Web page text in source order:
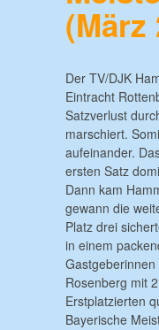
(März
Der TV/DJK
Eintracht
Satzverlust
marschiert.
aufeinander.
ersten Satz
Dann kam
gewann die
Platz drei
in einem
Rosenberg mit
Erstplatzierten
Bayerische